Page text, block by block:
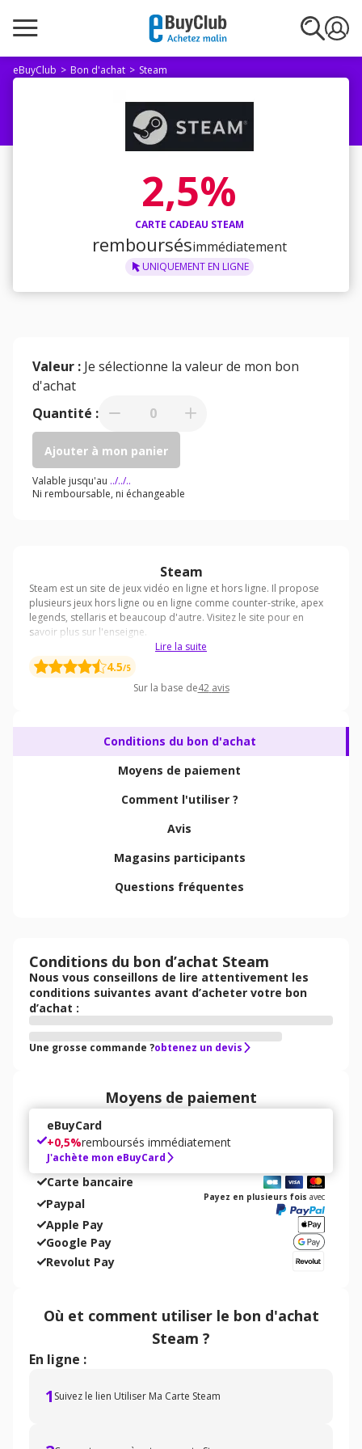
eBuyClub Bon d'achat Steam
2,5%
CARTE CADEAU STEAM
remboursésimmédiatement
UNIQUEMENT EN LIGNE
Valeur : Je sélectionne la valeur de mon bon
d'achat
Quantité :
0
Ajouter à mon panier
Valable jusqu'au ../../..
Ni remboursable, ni échangeable
Steam
Lire la suite
4.5/5
Sur la base de42 avis
Conditions du bon d'achat
Moyens de paiement
Comment l'utiliser ?
Avis
Magasins participants
Questions fréquentes
Conditions du bon d’achat Steam
Nous vous conseillons de lire attentivement les
conditions suivantes avant d’acheter votre bon
d’achat :
Une grosse commande ?obtenez un devis
Moyens de paiement
eBuyCard
+0,5%remboursés immédiatement
J'achète mon eBuyCard
Carte bancaire
Paypal
Payez en plusieurs fois avec
Apple Pay
Google Pay
Revolut Pay
Où et comment utiliser le bon d'achat
Steam ?
En ligne :
1 Suivez le lien Utiliser Ma Carte Steam